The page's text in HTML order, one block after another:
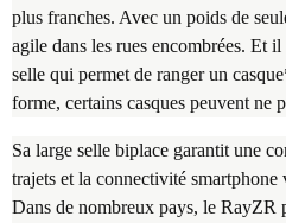
plus franches. Avec un poids de
agile dans les rues encombrées. Et
selle qui permet de ranger un
forme, certains casques peuvent ne
Sa large selle biplace garantit une
trajets et la connectivité smartphone
Dans de nombreux pays, le RayZR